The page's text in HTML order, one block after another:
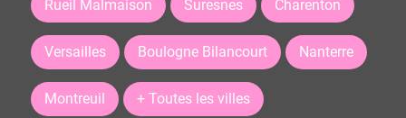
Rueil Malmaison Suresnes Charenton
Versailles Boulogne Bilancourt Nanterre
Montreuil + Toutes les villes